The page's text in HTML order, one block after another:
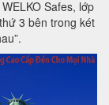
Safes, lớp
3 bên trong két